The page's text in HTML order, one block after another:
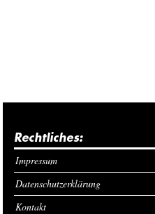
Rechtliches:
Impressum
Datenschutzerklärung
Kontakt